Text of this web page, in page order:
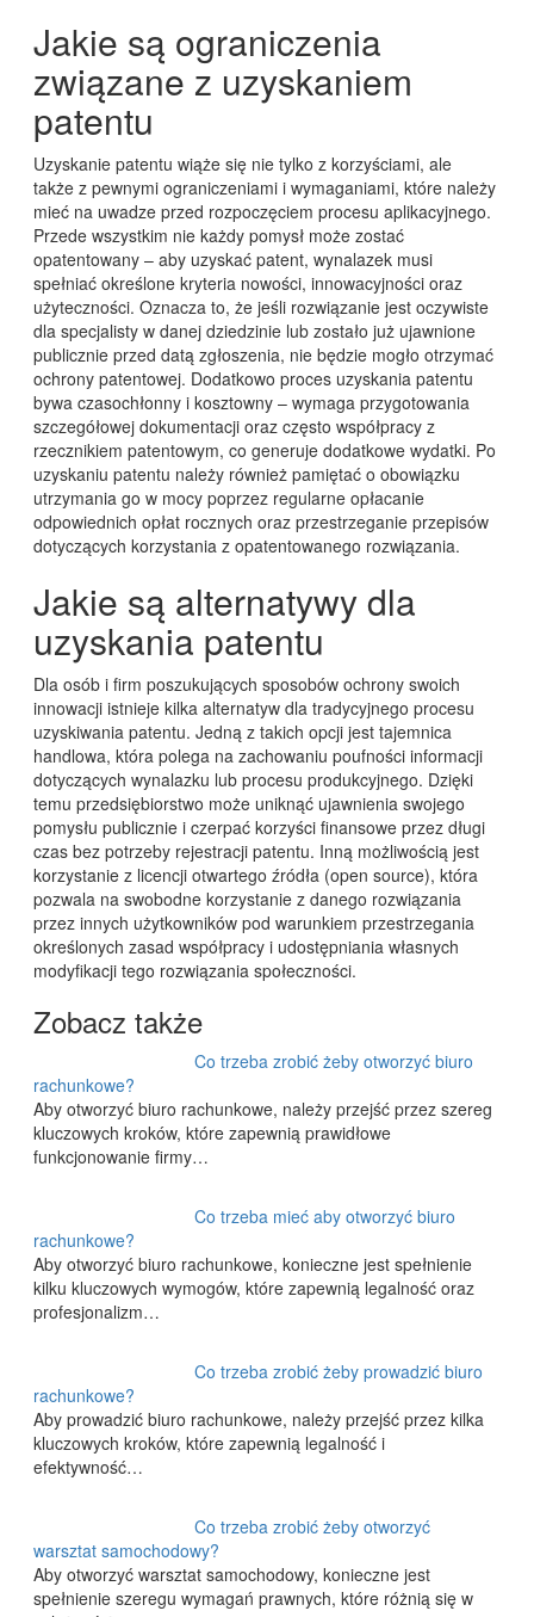
Jakie są ograniczenia
związane z uzyskaniem
patentu
Uzyskanie patentu wiąże się nie tylko z korzyściami, ale
także z pewnymi ograniczeniami i wymaganiami, które należy
mieć na uwadze przed rozpoczęciem procesu aplikacyjnego.
Przede wszystkim nie każdy pomysł może zostać
opatentowany – aby uzyskać patent, wynalazek musi
spełniać określone kryteria nowości, innowacyjności oraz
użyteczności. Oznacza to, że jeśli rozwiązanie jest oczywiste
dla specjalisty w danej dziedzinie lub zostało już ujawnione
publicznie przed datą zgłoszenia, nie będzie mogło otrzymać
ochrony patentowej. Dodatkowo proces uzyskania patentu
bywa czasochłonny i kosztowny – wymaga przygotowania
szczegółowej dokumentacji oraz często współpracy z
rzecznikiem patentowym, co generuje dodatkowe wydatki. Po
uzyskaniu patentu należy również pamiętać o obowiązku
utrzymania go w mocy poprzez regularne opłacanie
odpowiednich opłat rocznych oraz przestrzeganie przepisów
dotyczących korzystania z opatentowanego rozwiązania.
Jakie są alternatywy dla
uzyskania patentu
Dla osób i firm poszukujących sposobów ochrony swoich
innowacji istnieje kilka alternatyw dla tradycyjnego procesu
uzyskiwania patentu. Jedną z takich opcji jest tajemnica
handlowa, która polega na zachowaniu poufności informacji
dotyczących wynalazku lub procesu produkcyjnego. Dzięki
temu przedsiębiorstwo może uniknąć ujawnienia swojego
pomysłu publicznie i czerpać korzyści finansowe przez długi
czas bez potrzeby rejestracji patentu. Inną możliwością jest
korzystanie z licencji otwartego źródła (open source), która
pozwala na swobodne korzystanie z danego rozwiązania
przez innych użytkowników pod warunkiem przestrzegania
określonych zasad współpracy i udostępniania własnych
modyfikacji tego rozwiązania społeczności.
Zobacz także
Co trzeba zrobić żeby otworzyć biuro
rachunkowe?
Aby otworzyć biuro rachunkowe, należy przejść przez szereg
kluczowych kroków, które zapewnią prawidłowe
funkcjonowanie firmy…
Co trzeba mieć aby otworzyć biuro
rachunkowe?
Aby otworzyć biuro rachunkowe, konieczne jest spełnienie
kilku kluczowych wymogów, które zapewnią legalność oraz
profesjonalizm…
Co trzeba zrobić żeby prowadzić biuro
rachunkowe?
Aby prowadzić biuro rachunkowe, należy przejść przez kilka
kluczowych kroków, które zapewnią legalność i
efektywność…
Co trzeba zrobić żeby otworzyć
warsztat samochodowy?
Aby otworzyć warsztat samochodowy, konieczne jest
spełnienie szeregu wymagań prawnych, które różnią się w